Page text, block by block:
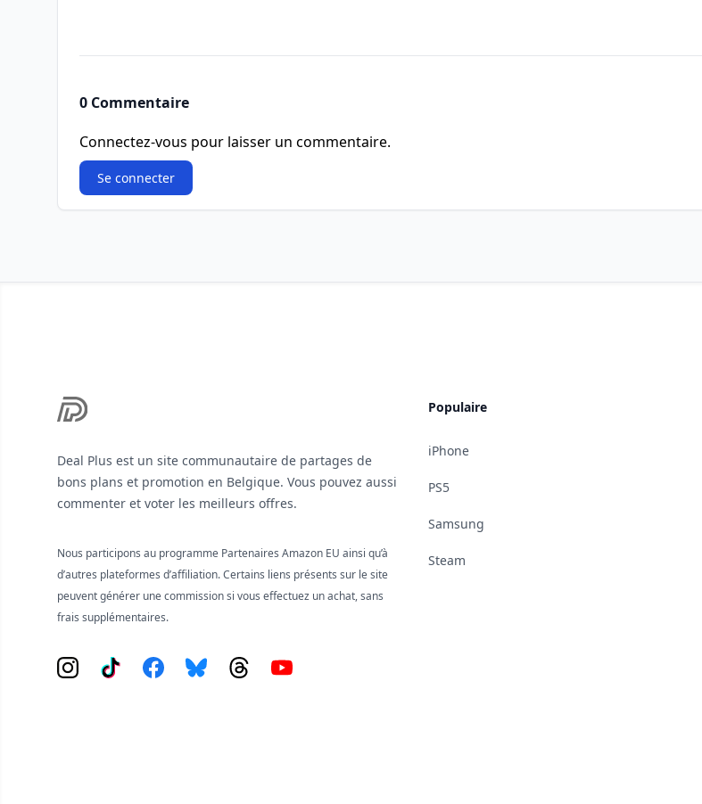
0 Commentaire
Connectez-vous pour laisser un commentaire.
Se connecter
Deal Plus est un site communautaire de partages de
bons plans et promotion en Belgique. Vous pouvez aussi
commenter et voter les meilleurs offres.
Nous participons au programme Partenaires Amazon EU ainsi qu’à
d’autres plateformes d’affiliation. Certains liens présents sur le site
peuvent générer une commission si vous effectuez un achat, sans
frais supplémentaires.
Instagram
Tiktok FacebookBlueskyThreadsYouTube
Populaire
iPhone
PS5
Samsung
Steam